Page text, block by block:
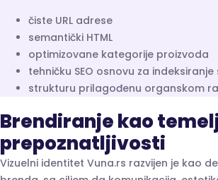
čiste URL adrese
semantički HTML
optimizovane kategorije proizvoda
tehničku SEO osnovu za
strukturu prilagođenu organskom
Brendiranje kao
prepoznatljivosti
Vizuelni identitet Vuna.rs razvijen je kao